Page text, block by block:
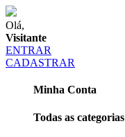
Olá,
Visitante
ENTRAR
CADASTRAR
Minha Conta
Todas as categorias